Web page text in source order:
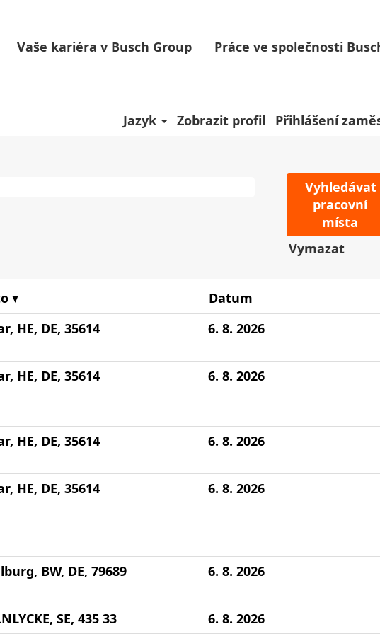
Vaše kariéra v Busch Group Práce ve společnosti
Jazyk Zobrazit profil Přihlášení
„
Vymazat
Datum
HE, DE, 35614 6. 8. 2026
HE, DE, 35614 6. 8. 2026
HE, DE, 35614 6. 8. 2026
HE, DE, 35614 6. 8. 2026
BW, DE, 79689 6. 8. 2026
SE, 435 33 6. 8. 2026